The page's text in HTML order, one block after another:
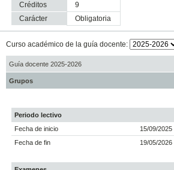
Créditos
9
Carácter
obligatoria
Curso académico de la guía docente:
Guía docente 2025-2026
Grupos
Periodo lectivo
Fecha de inicio
15/09/2025
Fecha de fin
19/05/2026